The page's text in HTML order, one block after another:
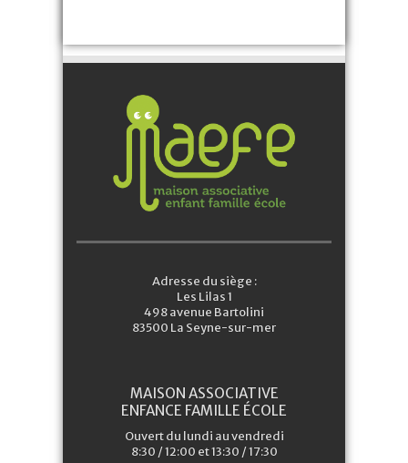
Adresse du siège :
Les Lilas 1
498 avenue Bartolini
83500 La Seyne-sur-mer
MAISON ASSOCIATIVE
ENFANCE FAMILLE ÉCOLE
Ouvert du lundi au vendredi
8:30 / 12:00 et 13:30 / 17:30